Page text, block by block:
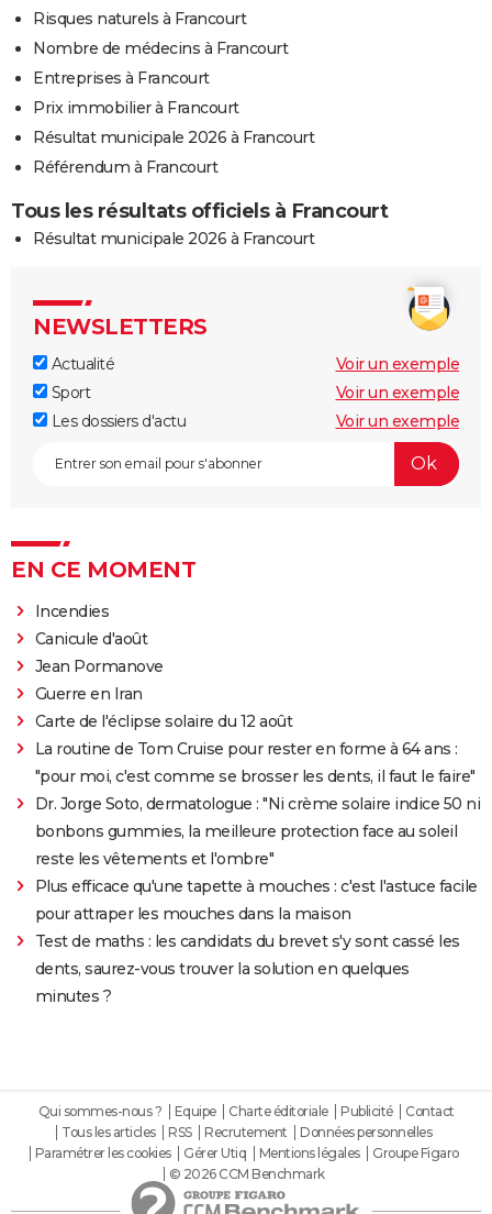
Risques naturels à Francourt
Nombre de médecins à Francourt
Entreprises à Francourt
Prix immobilier à Francourt
Résultat municipale 2026 à Francourt
Référendum à Francourt
Tous les résultats officiels à Francourt
Résultat municipale 2026 à Francourt
NEWSLETTERS
Actualité
Voir un exemple
Sport
Voir un exemple
Les dossiers d'actu
Voir un exemple
EN CE MOMENT
Incendies
Canicule d'août
Jean Pormanove
Guerre en Iran
Carte de l'éclipse solaire du 12 août
La routine de Tom Cruise pour rester en forme à 64 ans :
"pour moi, c'est comme se brosser les dents, il faut le faire"
Dr. Jorge Soto, dermatologue : "Ni crème solaire indice 50 ni
bonbons gummies, la meilleure protection face au soleil
reste les vêtements et l'ombre"
Plus efficace qu'une tapette à mouches : c'est l'astuce facile
pour attraper les mouches dans la maison
Test de maths : les candidats du brevet s'y sont cassé les
dents, saurez-vous trouver la solution en quelques
minutes ?
Qui sommes-nous ? Equipe Charte éditoriale Publicité
Contact
Tous les articles
RSS Recrutement
Données personnelles
Paramétrer les cookies
Gérer Utiq Mentions légales
Groupe Figaro
© 2026 CCM Benchmark